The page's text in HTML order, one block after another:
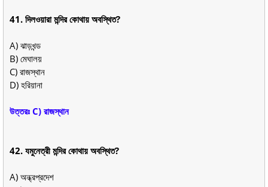
41. দিলওয়ারা মন্দির কোথায় অবস্থিত?
A) ঝাড়খন্ড
B) মেঘালয়
C) রাজস্থান
D) হরিয়ানা
উত্তরঃ C) রাজস্থান
42. যমুনেত্রী মন্দির কোথায় অবস্থিত?
A) অন্ধ্রপ্রদেশ